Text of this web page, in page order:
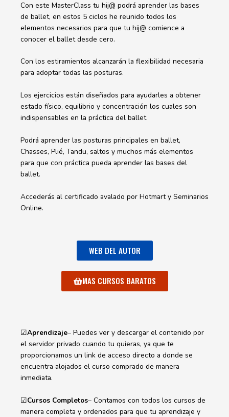
Con este MasterClass tu hij@ podrá aprender las bases
de ballet, en estos 5 ciclos he reunido todos los
elementos necesarios para que tu hij@ comience a
conocer el ballet desde cero.
Con los estiramientos alcanzarán la flexibilidad necesaria
para adoptar todas las posturas.
Los ejercicios están diseñados para ayudarles a obtener
estado físico, equilibrio y concentración los cuales son
indispensables en la práctica del ballet.
Podrá aprender las posturas principales en ballet,
Chasses, Plié, Tandu, saltos y muchos más elementos
para que con práctica pueda aprender las bases del
ballet.
Accederás al certificado avalado por Hotmart y Seminarios
Online.
WEB DEL AUTOR
MAS CURSOS BARATOS
☑Aprendizaje– Puedes ver y descargar el contenido por
el servidor privado cuando tu quieras, ya que te
proporcionamos un link de acceso directo a donde se
encuentra alojados el curso comprado de manera
inmediata.
☑Cursos Completos– Contamos con todos los cursos de
manera completa y ordenados para que tu aprendizaje y